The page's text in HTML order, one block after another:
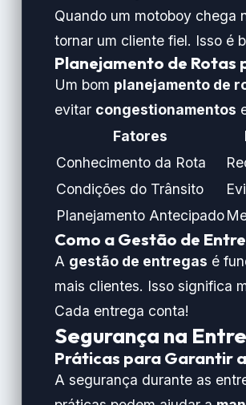
Quando um motoboy chega
tornar um cliente fiel. Isso é
Planejamento de Rotas
Um bom planejamento de
evitar congestionamentos
Fatores
Conhecimento da Rota
Condições do Trânsito
Planejamento Antecipado
Como a Gestão de
A gestão de entregas é
mais clientes. Isso significa
Cada entrega conta!
Segurança na
Práticas para Garantir
A segurança durante as